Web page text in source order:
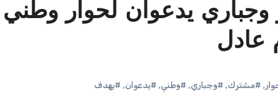
يدعوان لحوار وطني
عادل
, #مشترك, #وجباري, #وطني, #يدعوان, #يهدف